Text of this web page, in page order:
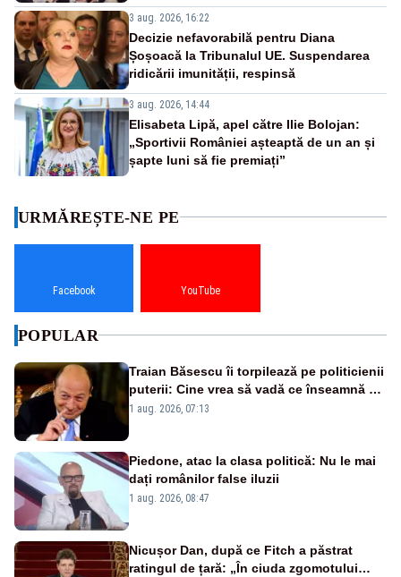
3 aug. 2026, 16:22
Decizie nefavorabilă pentru Diana
Șoșoacă la Tribunalul UE. Suspendarea
ridicării imunității, respinsă
3 aug. 2026, 14:44
Elisabeta Lipă, apel către Ilie Bolojan:
„Sportivii României așteaptă de un an și
șapte luni să fie premiați”
URMĂREȘTE-NE PE
Facebook YouTube
POPULAR
Traian Băsescu îi torpilează pe politicienii
puterii: Cine vrea să vadă ce înseamnă să
fii prost, se uită la România
1 aug. 2026, 07:13
Piedone, atac la clasa politică: Nu le mai
dați românilor false iluzii
1 aug. 2026, 08:47
Nicușor Dan, după ce Fitch a păstrat
ratingul de țară: „În ciuda zgomotului